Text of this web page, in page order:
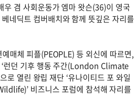
우 겸 사회운동가 엠마 왓슨(36)이 영국
네딕트 컴버배치와 함께 뜻깊은 자리를
매체 피플(PEOPLE) 등 외신에 따르면,
런던 기후 행동 주간(London Climate
로 열린 왕립 재단 ‘유나이티드 포 와일
비즈니스 포럼에 참석해 자리를